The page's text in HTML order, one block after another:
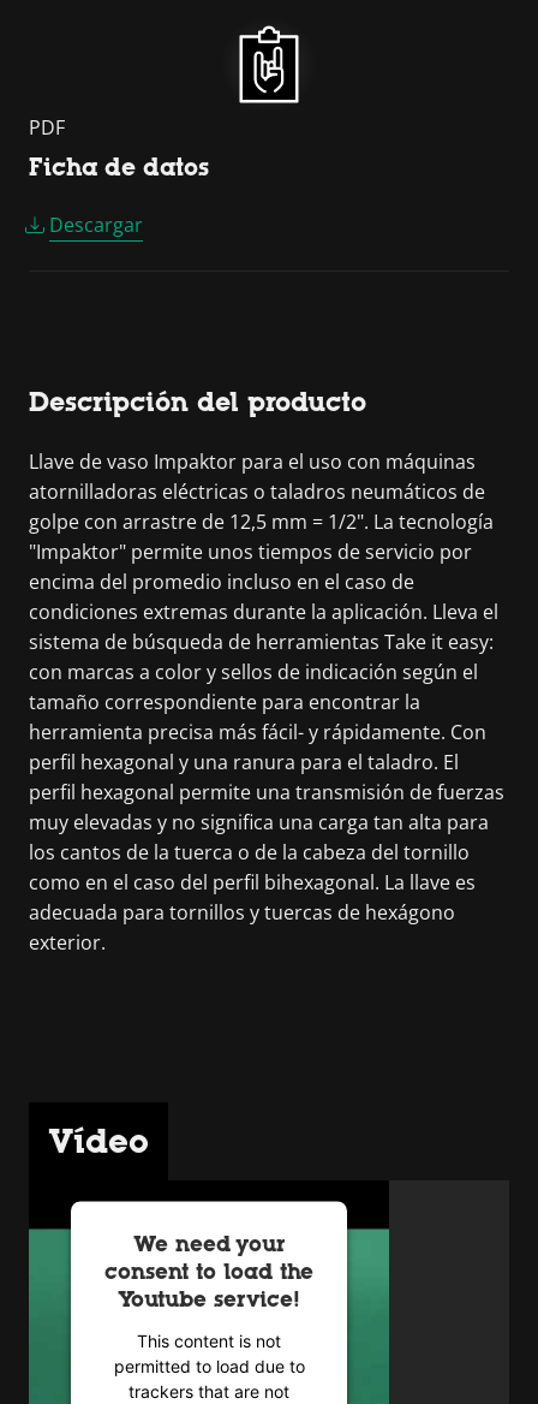
PDF
Ficha de datos
Descargar
Descripción del producto
Llave de vaso Impaktor para el uso con máquinas
atornilladoras eléctricas o taladros neumáticos de
golpe con arrastre de 12,5 mm = 1/2". La tecnología
"Impaktor" permite unos tiempos de servicio por
encima del promedio incluso en el caso de
condiciones extremas durante la aplicación. Lleva el
sistema de búsqueda de herramientas Take it easy:
con marcas a color y sellos de indicación según el
tamaño correspondiente para encontrar la
herramienta precisa más fácil- y rápidamente. Con
perfil hexagonal y una ranura para el taladro. El
perfil hexagonal permite una transmisión de fuerzas
muy elevadas y no significa una carga tan alta para
los cantos de la tuerca o de la cabeza del tornillo
como en el caso del perfil bihexagonal. La llave es
adecuada para tornillos y tuercas de hexágono
exterior.
Vídeo
We need your
consent to load the
Youtube service!
This content is not
permitted to load due to
trackers that are not